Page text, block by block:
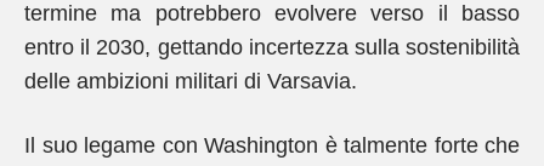
termine ma potrebbero evolvere verso il basso
entro il 2030, gettando incertezza sulla sostenibilità
delle ambizioni militari di Varsavia.
Il suo legame con Washington è talmente forte che